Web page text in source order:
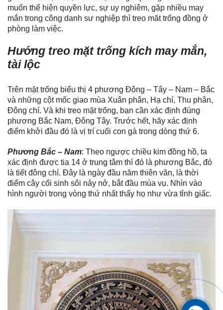
muốn thể hiện quyền lực, sự uy nghiêm, gặp nhiều may
mắn trong công danh sư nghiệp thì treo măt trống đồng ở
phòng làm việc.
Hướng treo mặt trống kích may mắn,
tài lộc
Trên mặt trống biểu thị 4 phương Đông – Tây – Nam – Bắc
và những cột mốc giao mùa Xuân phân, Hạ chí, Thu phân,
Đông chí. Và khi treo mặt trống, bạn cần xác định đúng
phương Bắc Nam, Đông Tây. Trước hết, hãy xác định
điểm khởi đầu đó là vị trí cuối con gà trong dòng thứ 6.
Phương Bắc – Nam: Theo ngược chiều kim đồng hồ, ta
xác định được tia 14 ở trung tâm thì đó là phương Bắc, đó
là tiết đông chí. Đây là ngày đầu năm thiên văn, là thời
điểm cây cối sinh sôi nảy nở, bắt đầu mùa vụ. Nhìn vào
hình người trong vòng thứ nhất thấy họ như vừa tỉnh giấc.